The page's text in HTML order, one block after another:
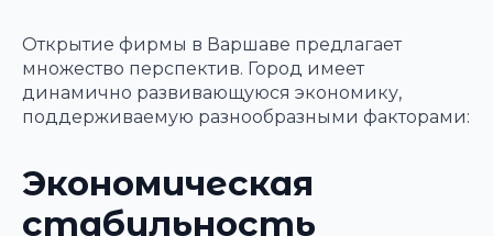
Открытие фирмы в Варшаве предлагает
множество перспектив. Город имеет
динамично развивающуюся экономику,
поддерживаемую разнообразными факторами:
Экономическая
стабильность